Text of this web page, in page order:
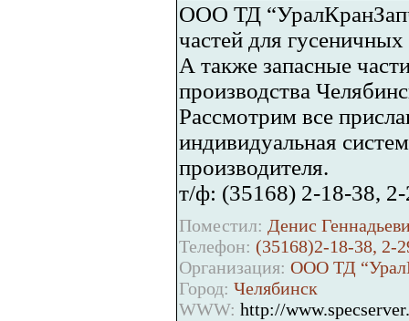
ООО ТД
частей для
А также запасные
производства
Рассмотрим все
индивидуальная
производителя.
т/ф: (35168) 2-18-38,
Поместил: Денис
Телефон: (35168)2-18-38, 2-
Организация: ООО ТД
Город: Челябинск
WWW: http://